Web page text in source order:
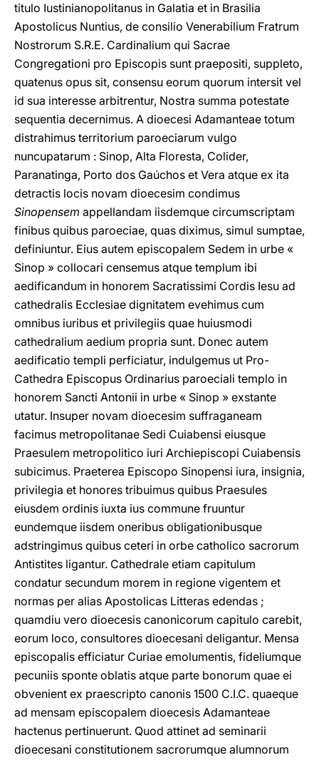
titulo Iustinianopolitanus in Galatia et in Brasilia
Apostolicus Nuntius, de consilio Venerabilium Fratrum
Nostrorum S.R.E. Cardinalium qui Sacrae
Congregationi pro Episcopis sunt praepositi, suppleto,
quatenus opus sit, consensu eorum quorum intersit vel
id sua interesse arbitrentur, Nostra summa potestate
sequentia decernimus. A dioecesi Adamanteae totum
distrahimus territorium paroeciarum vulgo
nuncupatarum : Sinop, Alta Floresta, Colider,
Paranatinga, Porto dos Gaúchos et Vera atque ex ita
detractis locis novam dioecesim condimus
Sinopensem appellandam iisdemque circumscriptam
finibus quibus paroeciae, quas diximus, simul sumptae,
definiuntur. Eius autem episcopalem Sedem in urbe «
Sinop » collocari censemus atque templum ibi
aedificandum in honorem Sacratissimi Cordis Iesu ad
cathedralis Ecclesiae dignitatem evehimus cum
omnibus iuribus et privilegiis quae huiusmodi
cathedralium aedium propria sunt. Donec autem
aedificatio templi perficiatur, indulgemus ut Pro-
Cathedra Episcopus Ordinarius paroeciali templo in
honorem Sancti Antonii in urbe « Sinop » exstante
utatur. Insuper novam dioecesim suffraganeam
facimus metropolitanae Sedi Cuiabensi eiusque
Praesulem metropolitico iuri Archiepiscopi Cuiabensis
subicimus. Praeterea Episcopo Sinopensi iura, insignia,
privilegia et honores tribuimus quibus Praesules
eiusdem ordinis iuxta ius commune fruuntur
eundemque iisdem oneribus obligationibusque
adstringimus quibus ceteri in orbe catholico sacrorum
Antistites ligantur. Cathedrale etiam capitulum
condatur secundum morem in regione vigentem et
normas per alias Apostolicas Litteras edendas ;
quamdiu vero dioecesis canonicorum capitulo carebit,
eorum loco, consultores dioecesani deligantur. Mensa
episcopalis efficiatur Curiae emolumentis, fideliumque
pecuniis sponte oblatis atque parte bonorum quae ei
obvenient ex praescripto canonis 1500 C.I.C. quaeque
ad mensam episcopalem dioecesis Adamanteae
hactenus pertinuerunt. Quod attinet ad seminarii
dioecesani constitutionem sacrorumque alumnorum